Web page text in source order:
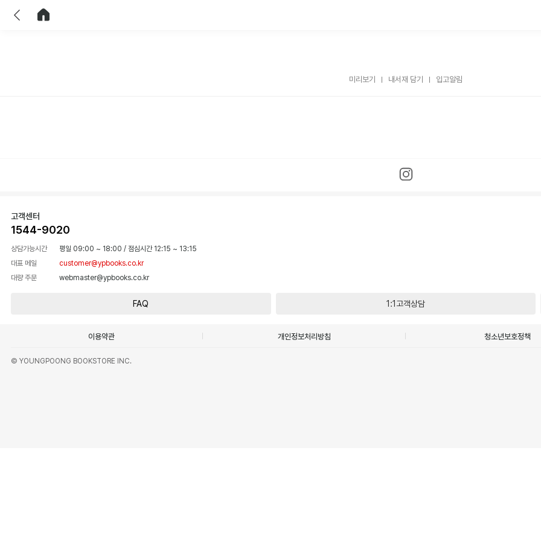
미리보기 내서재 담기 입고알림
고객센터
1544-9020
상담가능시간 평일 09:00 ~ 18:00 / 점심시간 12:15 ~ 13:15
대표 메일
customer@ypbooks.co.kr
대량 주문
webmaster@ypbooks.co.kr
FAQ 1:1고객상담
이용약관 개인정보처리방침 청소년보호정책
© YOUNGPOONG BOOKSTORE INC.